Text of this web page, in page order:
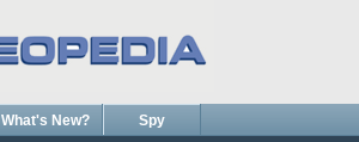
What's New? Spy